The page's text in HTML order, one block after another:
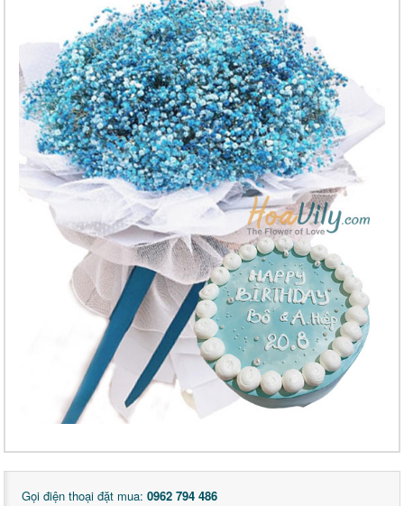
Gọi điện thoại đặt mua: 0962 794 486